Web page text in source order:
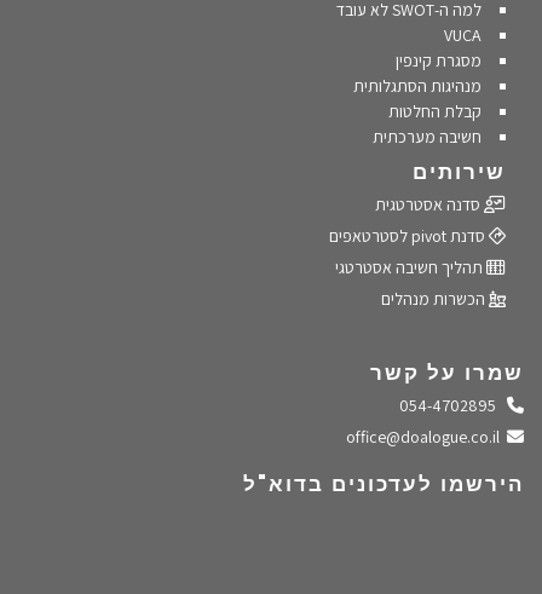
למה ה-SWOT לא עובד
VUCA
מסגרת קינפין
מנהיגות הסתגלותית
קבלת החלטות
חשיבה מערכתית
שירותים
סדנה אסטרטגית
סדנת pivot לסטרטאפים
תהליך חשיבה אסטרטגי
הכשרות מנהלים
שמרו על קשר
התקשרו אלינו
שלחו מייל
הירשמו לעדכונים בדוא"ל